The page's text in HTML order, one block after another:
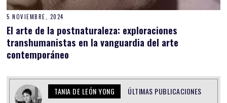
5 NOVIEMBRE, 2024
El arte de la postnaturaleza: exploraciones
transhumanistas en la vanguardia del arte
contemporáneo
TANIA DE LEÓN YONG ÚLTIMAS PUBLICACIONES